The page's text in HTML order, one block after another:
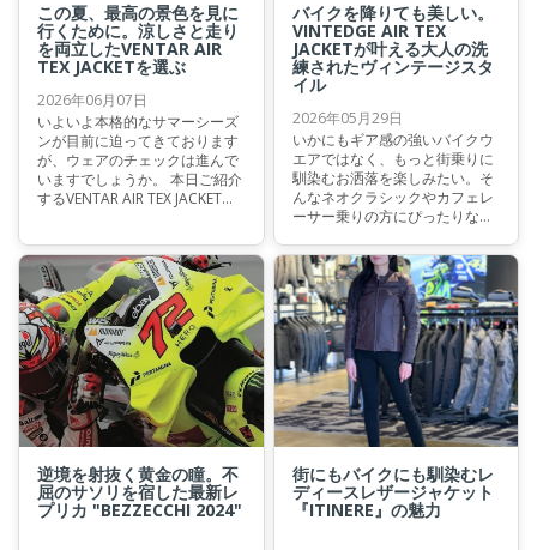
この夏、最高の景色を見に
行くために。涼しさと走り
を両立したVENTAR AIR
TEX JACKETを選ぶ
2026年06月07日
いよいよ本格的なサマーシーズ
ンが目前に迫ってきております
が、ウェアのチェックは進んで
いますでしょうか。 本日ご紹介
するVENTAR AIR TEX JACKET
を高い次元で融合させた一着。
真夏の厳しい暑さをスマートに
いなしつつ、走りのパフォーマ
ンスも追求し続けたい。そんな
欲張りな大人ライダーにこそ袖
を通してほしい、最新のメッシ
ュジャケットをご紹介いたしま
す。
バイクを降りても美しい。
VINTEDGE AIR TEX
JACKETが叶える大人の洗
練されたヴィンテージスタ
イル
2026年05月29日
いかにもギア感の強いバイクウ
エアではなく、もっと街乗りに
馴染むお洒落を楽しみたい。そ
んなネオクラシックやカフェレ
ーサー乗りの方にぴったりなの
AIR TEX JACKET"です。 クラシ
カルで美しい佇まいはもちろ
ん、優れた通気性と安全性も兼
ね備えたこの夏の主役級ジャケ
ットの魅力を余すことなくお届
けします。
逆境を射抜く黄金の瞳。不
屈のサソリを宿した最新レ
プリカ "BEZZECCHI 2024"
街にもバイクにも馴染むレ
ディースレザージャケット
『ITINERE』の魅力